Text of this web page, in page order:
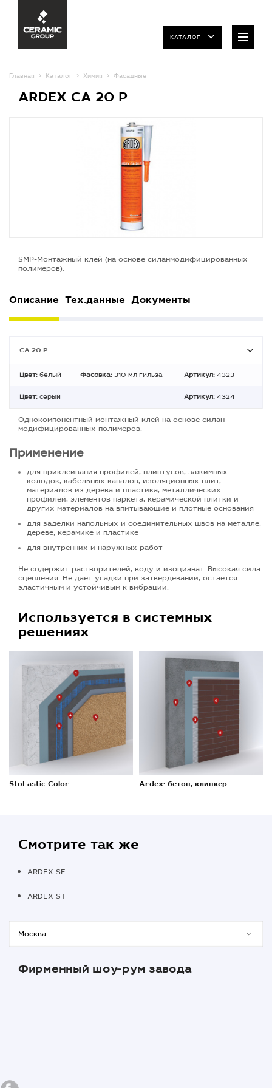
КАТАЛОГ
Главная Каталог Химия Фасадные
ARDEX CA 20 P
SMP-Монтажный клей (на основе силанмодифицированных
полимеров).
Описание Тех.данные Документы
CA 20 P
Цвет: белый Фасовка: 310 мл гильза Артикул: 4323
Цвет: серый Артикул: 4324
Однокомпонентный монтажный клей на основе силан-
модифицированных полимеров.
Применение
для приклеивания профилей, плинтусов, зажимных
колодок, кабельных каналов, изоляционных плит,
материалов из дерева и пластика, металлических
профилей, элементов паркета, керамической плитки и
других материалов на впитывающие и плотные основания
для заделки напольных и соединительных швов на металле,
дереве, керамике и пластике
для внутренних и наружных работ
Не содержит растворителей, воду и изоцианат. Высокая сила
сцепления. Не дает усадки при затвердевании, остается
эластичным и устойчивым к вибрации.
Используется в системных
решениях
StoLastic Color Ardex: бетон, клинкер
Смотрите так же
ARDEX SE
ARDEX ST
Фирменный шоу-рум завода